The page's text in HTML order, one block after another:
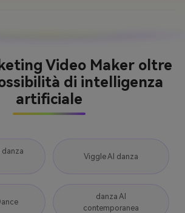
Video Maker oltre
di intelligenza
artificiale
danza
Viggle AI danza
danza AI
contemporanea